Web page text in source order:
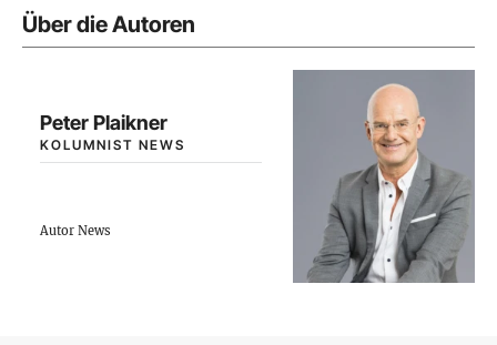
Über die Autoren
Peter Plaikner
KOLUMNIST NEWS
Autor News